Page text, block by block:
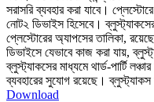
সরাসরি ব্যবহার করা যাবে।
নোট২ ডিভাইস হিসেবে।
প্লেস্টোরের অ্যাপসের তালিকা,
ডিভাইসে যেভাবে কাজ করা যায়,
ব্লুস্ট্যাকসের মাধ্যমে থার্ড-পার্টি
ব্যবহারের সুযোগ রয়েছে।
Download